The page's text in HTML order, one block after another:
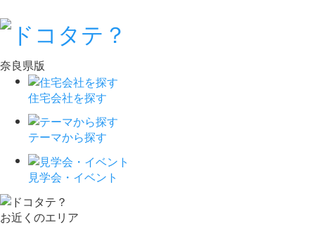
奈良県版
住宅会社を探す
テーマから探す
見学会・イベント
お近くのエリア